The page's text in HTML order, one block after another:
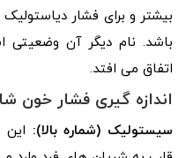
باشد. نام دیگر آن
اتفاق می افتد.
اندازه گیری فشار خون
سیستولیک (شماره بالا):